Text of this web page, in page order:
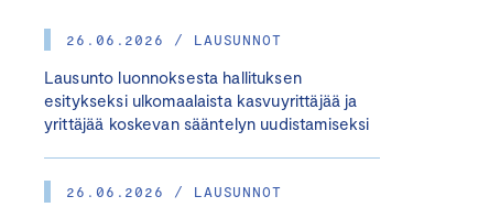
26.06.2026 / LAUSUNNOT
Lausunto luonnoksesta hallituksen
esitykseksi ulkomaalaista kasvuyrittäjää ja
yrittäjää koskevan sääntelyn uudistamiseksi
26.06.2026 / LAUSUNNOT